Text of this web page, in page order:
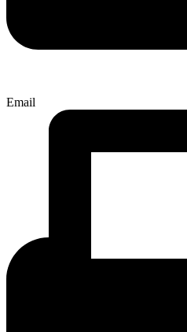
Email